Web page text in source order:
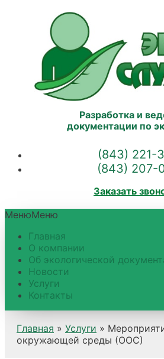
Разработка и
документации по
(843) 221-
(843) 207-
Заказать
МенюМеню
Главная
О компании
Об экологической
Новости
Услуги
Контакты
Главная » Услуги »
окружающей среды (ООС)